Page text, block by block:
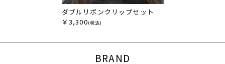
ダブルリボンクリップセット
￥3,300(税込)
BRAND